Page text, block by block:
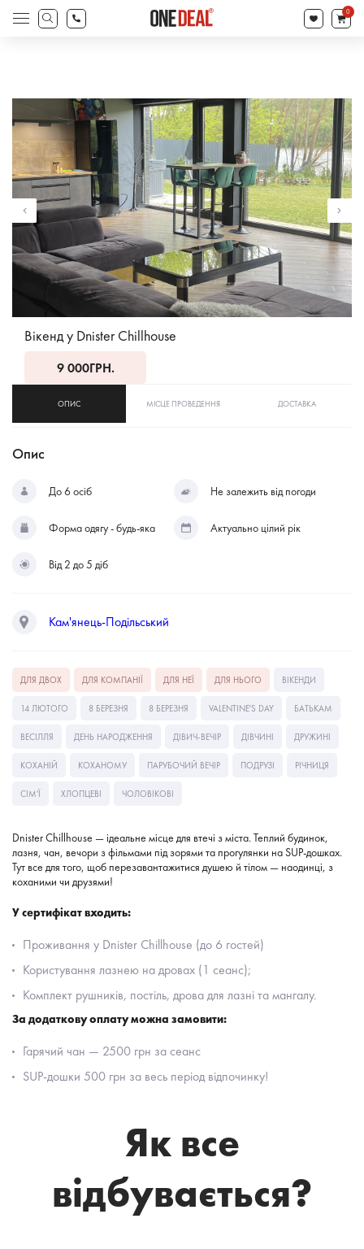
search
Products
search
0
Вікенд у Dnister Chillhouse
9 000ГРН.
ОПИС МІСЦЕ ПРОВЕДЕННЯ ДОСТАВКА
Опис
До 6 осіб Не залежить від погоди
Форма одягу - будь-яка Актуально цілий рік
Від 2 до 5 діб
Кам'янець-Подільський
ДЛЯ ДВОХ ДЛЯ КОМПАНІЇ ДЛЯ НЕЇ ДЛЯ НЬОГО ВІКЕНДИ
14 ЛЮТОГО 8 БЕРЕЗНЯ 8 БЕРЕЗНЯ VALENTINE'S DAY БАТЬКАМ
ВЕСІЛЛЯ ДЕНЬ НАРОДЖЕННЯ ДІВИЧ-ВЕЧІР ДІВЧИНІ ДРУЖИНІ
КОХАНІЙ КОХАНОМУ ПАРУБОЧИЙ ВЕЧІР ПОДРУЗІ РІЧНИЦЯ
СІМ'Ї ХЛОПЦЕВІ ЧОЛОВІКОВІ
Dnister Chillhouse — ідеальне місце для втечі з міста. Теплий будинок,
лазня, чан, вечори з фільмами під зорями та прогулянки на SUP-дошках.
Тут все для того, щоб перезавантажитися душею й тілом — наодинці, з
коханими чи друзями!
У сертифікат входить:
Проживання у Dnister Chillhouse (до 6 гостей)
Користування лазнею на дровах (1 сеанс);
Комплект рушників, постіль, дрова для лазні та мангалу.
За додаткову оплату можна замовити:
Гарячий чан — 2500 грн за сеанс
SUP-дошки 500 грн за весь період відпочинку!
Як все
відбувається?